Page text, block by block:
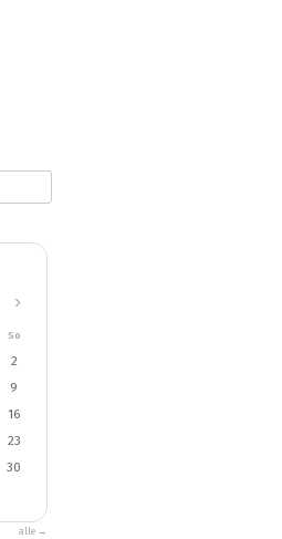
›
So
2
9
16
23
30
alle →